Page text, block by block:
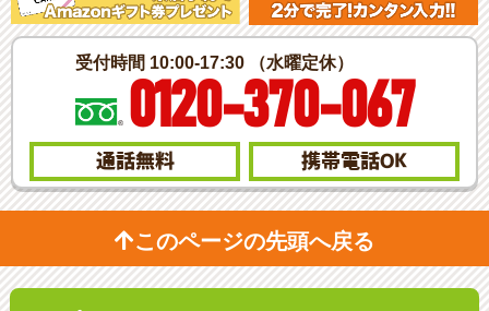
受付時間 10:00-17:30 （水曜定休）
0120-370-067
通話無料 携帯電話OK
このページの先頭へ戻る